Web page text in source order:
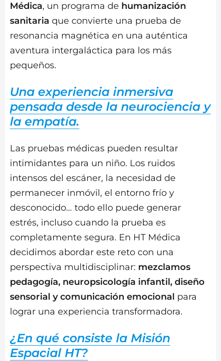
Médica, un programa de humanización
sanitaria que convierte una prueba de
resonancia magnética en una auténtica
aventura intergaláctica para los más
pequeños.
Una experiencia inmersiva
pensada desde la neurociencia y
la empatía.
Las pruebas médicas pueden resultar
intimidantes para un niño. Los ruidos
intensos del escáner, la necesidad de
permanecer inmóvil, el entorno frío y
desconocido… todo ello puede generar
estrés, incluso cuando la prueba es
completamente segura. En HT Médica
decidimos abordar este reto con una
perspectiva multidisciplinar: mezclamos
pedagogía, neuropsicología infantil, diseño
sensorial y comunicación emocional para
lograr una experiencia transformadora.
¿En qué consiste la Misión
Espacial HT?